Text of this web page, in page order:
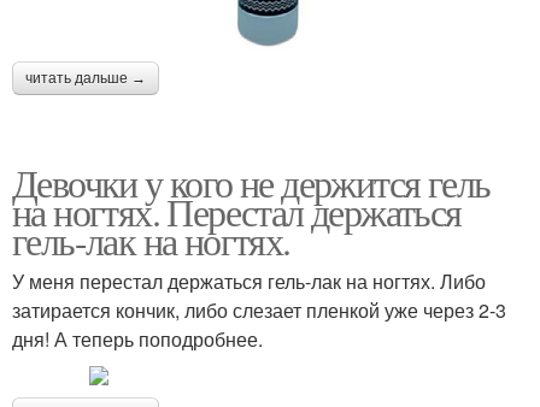
читать дальше →
Девочки у кого не держится гель
на ногтях. Перестал держаться
гель-лак на ногтях.
У меня перестал держаться гель-лак на ногтях. Либо
затирается кончик, либо слезает пленкой уже через 2-3
дня! А теперь поподробнее.